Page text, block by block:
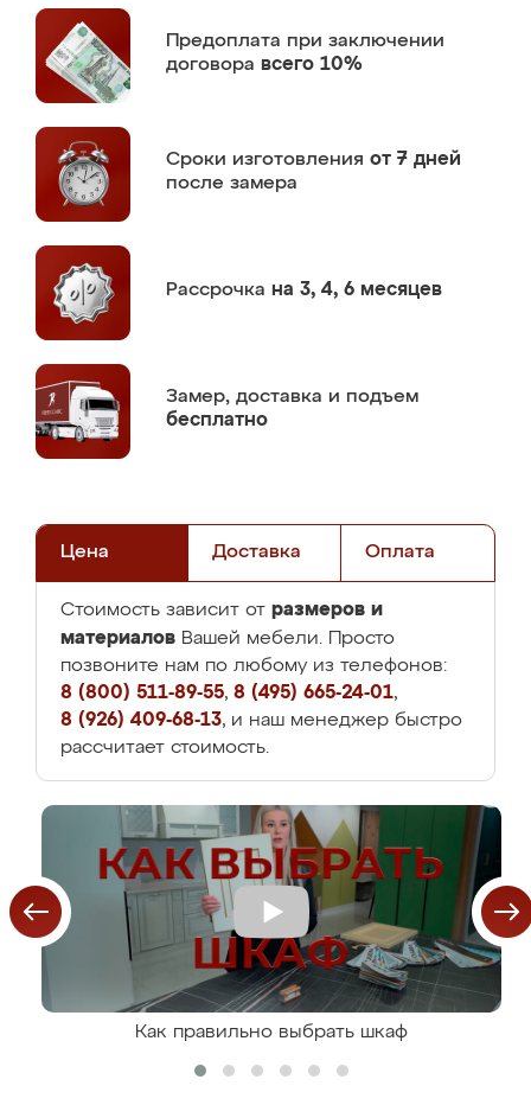
Предоплата при заключении
договора всего 10%
Сроки изготовления от 7 дней
после замера
Рассрочка на 3, 4, 6 месяцев
Замер, доставка и подъем
бесплатно
Цена Доставка Оплата
Стоимость зависит от размеров и
материалов Вашей мебели. Просто
позвоните нам по любому из телефонов:
8 (800) 511-89-55, 8 (495) 665-24-01,
8 (926) 409-68-13, и наш менеджер быстро
рассчитает стоимость.
Как правильно выбрать шкаф